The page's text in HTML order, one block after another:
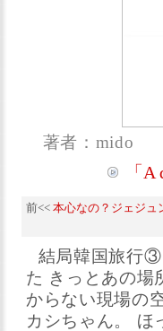
著者：mido
「
前<< 本心なの？ジェジュ
結局韓国旅行③
た きっとあの場
からない現場の
カシちゃん。 ほ